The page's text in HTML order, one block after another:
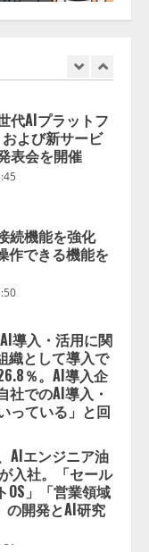
および新サービ
表会を開催
続機能を強化
できる機能を
導入・活用に関
として導入で
％。AI導入企
っている」と回
AIエンジニア油
入社。「セール
OS」「営業領域
開発とAI研究
ドローン操縦を
AIコーチ」をリ